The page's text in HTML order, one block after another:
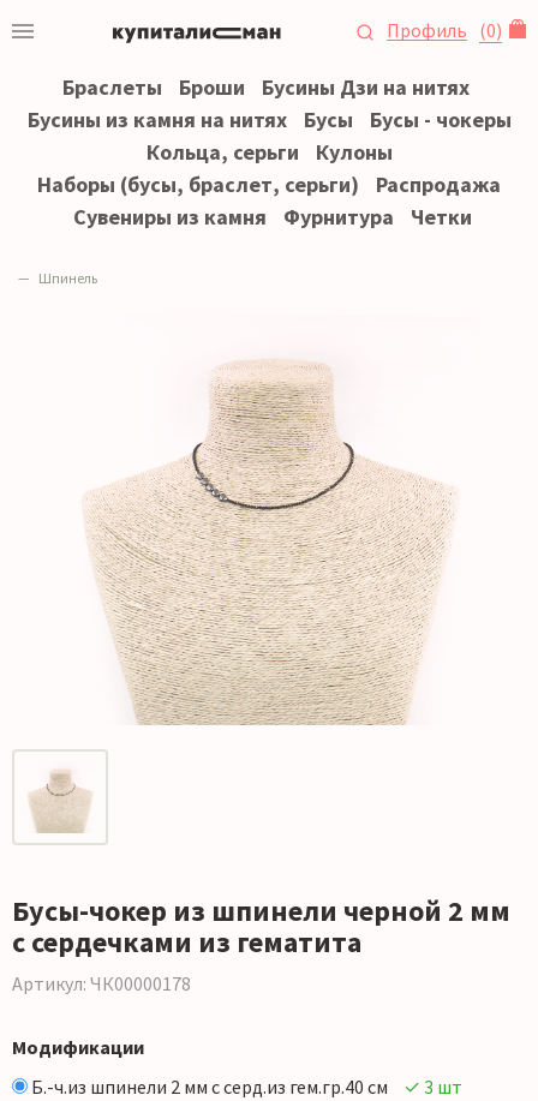
Профиль (0)
Браслеты Броши
Бусины Дзи на нитях
Бусины из камня на нитях
Бусы
Бусы - чокеры
Кольца, серьги
Кулоны
Наборы (бусы, браслет, серьги)
Распродажа
Сувениры из камня
Фурнитура Четки
Шпинель
Бусы-чокер из шпинели черной 2 мм
с сердечками из гематита
Артикул: ЧК00000178
Модификации
Б.-ч.из шпинели 2 мм с серд.из гем.гр.40 см
✓ 3 шт